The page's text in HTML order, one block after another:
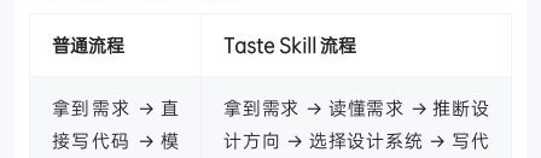
普通流程 Taste Skill 流程
拿到需求 → 直
接写代码 → 模
拿到需求 → 读懂需求 → 推断设
计方向 → 选择设计系统 → 写代